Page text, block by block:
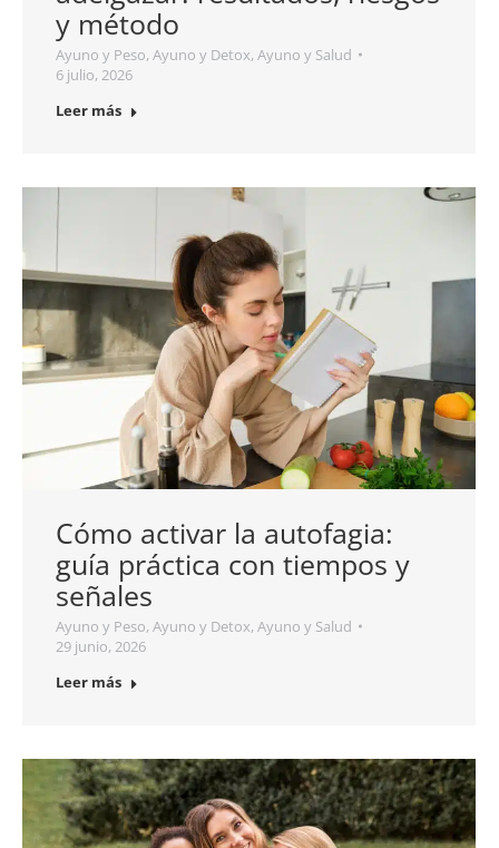
y método
Ayuno y Peso, Ayuno y Detox, Ayuno y Salud
6 julio, 2026
Leer más
Cómo activar la autofagia:
guía práctica con tiempos y
señales
Ayuno y Peso, Ayuno y Detox, Ayuno y Salud
29 junio, 2026
Leer más